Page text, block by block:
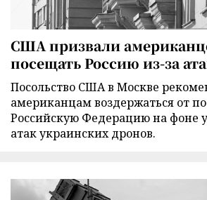
США призвали
посещать Россию из-за
Посольство США в Москве
американцам воздержаться от
Российскую Федерацию на фоне
атак украинских дронов.